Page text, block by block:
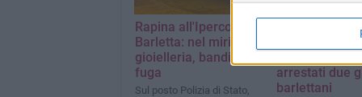
Rapina all'Ipercoop di
Barletta: nel mirino la
gioielleria, banditi in
fuga
Sul posto Polizia di Stato,
Incidente sulla
Provinciale
arrestati due
barlettani